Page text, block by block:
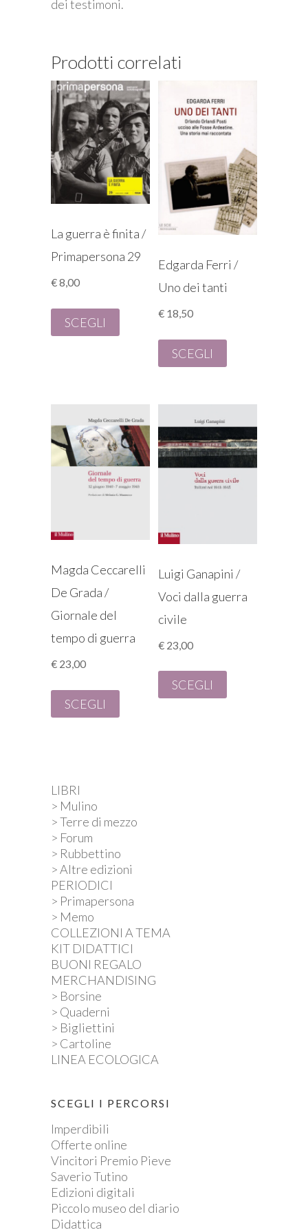
dei testimoni.
Prodotti correlati
La guerra è finita /
Primapersona 29
€8,00
SCEGLI
Edgarda Ferri /
Uno dei tanti
€ 18,50
SCEGLI
Magda Ceccarelli
De Grada /
Giornale del
tempo di guerra
€ 23,00
SCEGLI
Luigi Ganapini /
Voci dalla guerra
civile
€ 23,00
SCEGLI
LIBRI
> Mulino
> Terre di mezzo
> Forum
> Rubbettino
> Altre edizioni
PERIODICI
> Primapersona
> Memo
COLLEZIONI A TEMA
KIT DIDATTICI
BUONI REGALO
MERCHANDISING
> Borsine
> Quaderni
> Bigliettini
> Cartoline
LINEA ECOLOGICA
SCEGLI I PERCORSI
Imperdibili
Offerte online
Vincitori Premio Pieve
Saverio Tutino
Edizioni digitali
Piccolo museo del diario
Didattica